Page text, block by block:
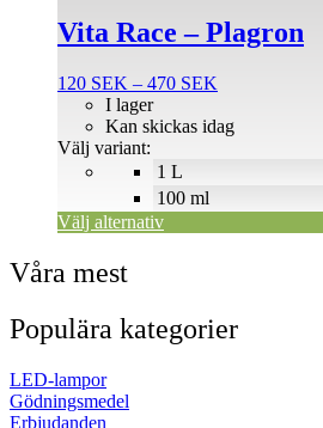
Vita Race – Plagron
120 SEK – 470 SEK
till
1 L
100 ml
I lager
Kan skickas idag
Välj variant:
Välj alternativ
produkten
har
varianter.
olika
alternativen
på
produktsidan
Våra mest
Populära kategorier
LED-lampor
Gödningsmedel
Erbjudanden